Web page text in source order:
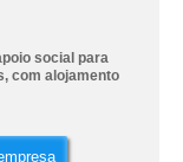
social para
com alojamento